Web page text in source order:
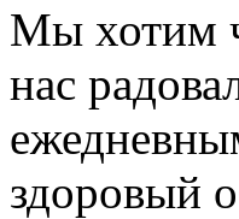
Мы хотим
нас
здоровый